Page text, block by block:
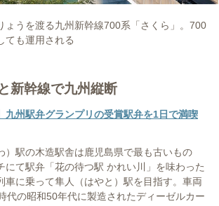
ょうを渡る九州新幹線700系「さくら」。700
ても運用される
新幹線で九州縦断
九州駅弁グランプリの受賞駅弁を1日で満喫
）駅の木造駅舎は鹿児島県で最も古いもの
にて駅弁「花の待つ駅 かれい川」を味わった
車に乗って隼人（はやと）駅を目指す。車両
代の昭和50年代に製造されたディーゼルカー